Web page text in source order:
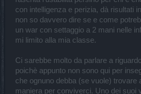
con intelligenza e perizia, dà risultati
non so davvero dire se e come
un war con settaggio a 2 mani nelle
mi limito alla mia classe.
Ci sarebbe molto da parlare a
poichè appunto non sono qui per
che ognuno debba (se vuole) trovare
maniera per conviverci. Uno dei suoi